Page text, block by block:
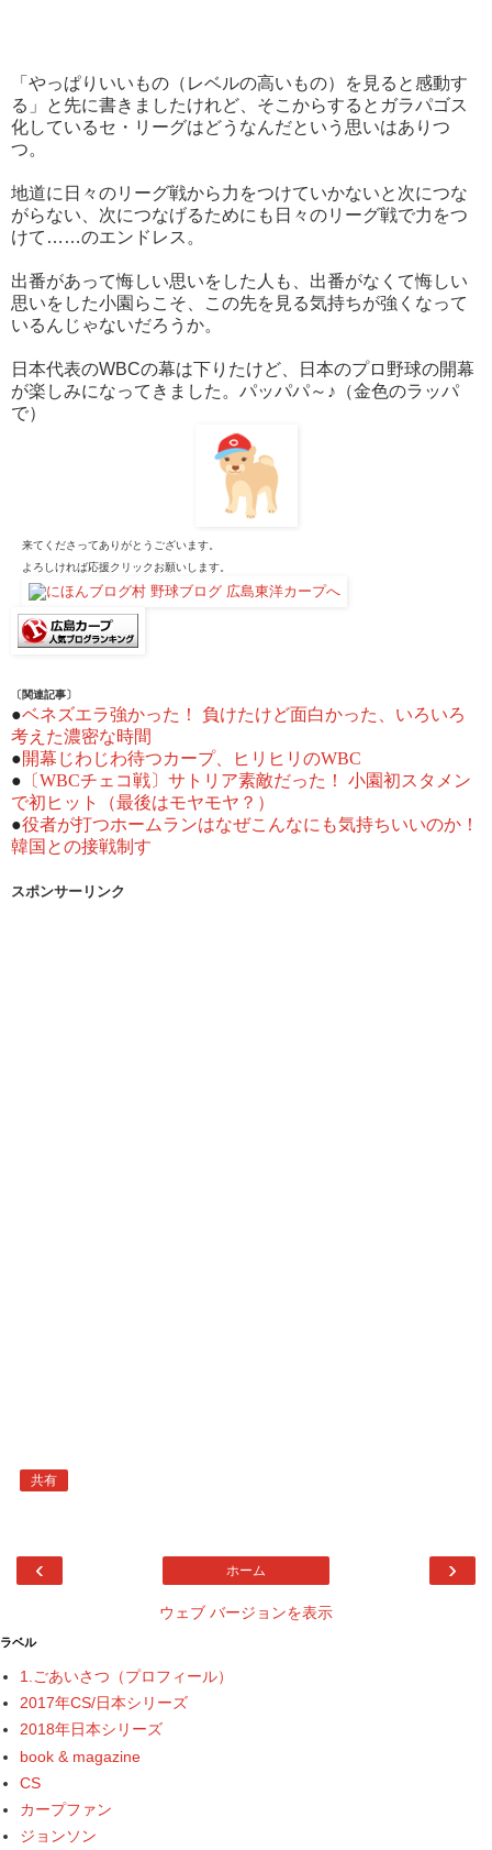
「やっぱりいいもの（レベルの高いもの）を見ると感動す
る」と先に書きましたけれど、そこからするとガラパゴス
化しているセ・リーグはどうなんだという思いはありつ
つ。
地道に日々のリーグ戦から力をつけていかないと次につな
がらない、次につなげるためにも日々のリーグ戦で力をつ
けて……のエンドレス。
出番があって悔しい思いをした人も、出番がなくて悔しい
思いをした小園らこそ、この先を見る気持ちが強くなって
いるんじゃないだろうか。
日本代表のWBCの幕は下りたけど、日本のプロ野球の開幕
が楽しみになってきました。パッパパ～♪（金色のラッパ
で）
来てくださってありがとうございます。
よろしければ応援クリックお願いします。
〔関連記事〕
●ベネズエラ強かった！ 負けたけど面白かった、いろいろ
考えた濃密な時間
●開幕じわじわ待つカープ、ヒリヒリのWBC
● 〔WBCチェコ戦〕サトリア素敵だった！ 小園初スタメン
で初ヒット（最後はモヤモヤ？）
●役者が打つホームランはなぜこんなにも気持ちいいのか！
韓国との接戦制す
スポンサーリンク
共有
‹ ›
ホーム
ウェブ バージョンを表示
ラベル
1.ごあいさつ（プロフィール）
2017年CS/日本シリーズ
2018年日本シリーズ
book & magazine
CS
カープファン
ジョンソン